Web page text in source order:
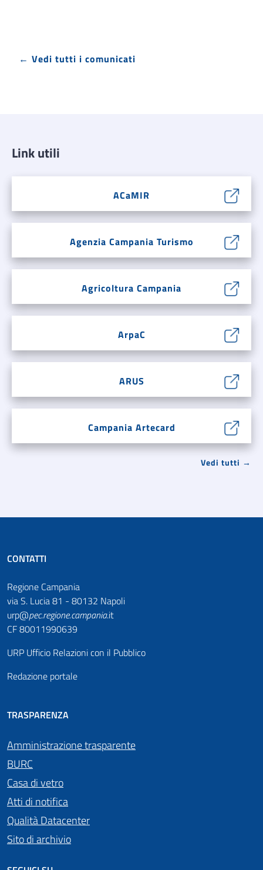
← Vedi tutti i comunicati
Link utili
ACaMIR
Agenzia Campania Turismo
Agricoltura Campania
ArpaC
ARUS
Campania Artecard
Vedi tutti →
CONTATTI
Regione Campania
via S. Lucia 81 - 80132 Napoli
urp@pec.regione.campania.it
CF 80011990639
URP Ufficio Relazioni con il Pubblico
Redazione portale
TRASPARENZA
Amministrazione trasparente
BURC
Casa di vetro
Atti di notifica
Qualità Datacenter
Sito di archivio